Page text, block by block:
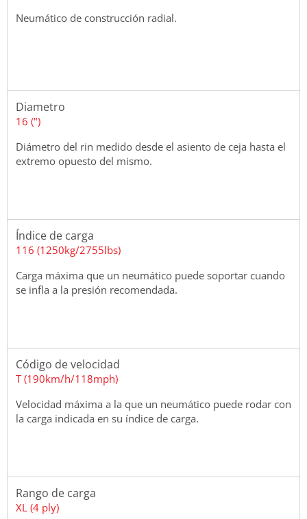
Neumático de construcción radial.
Diametro
16 (")
Diámetro del rin medido desde el asiento de ceja hasta el
extremo opuesto del mismo.
Índice de carga
116 (1250kg/2755lbs)
Carga máxima que un neumático puede soportar cuando
se infla a la presión recomendada.
Código de velocidad
T (190km/h/118mph)
Velocidad máxima a la que un neumático puede rodar con
la carga indicada en su índice de carga.
Rango de carga
XL (4 ply)